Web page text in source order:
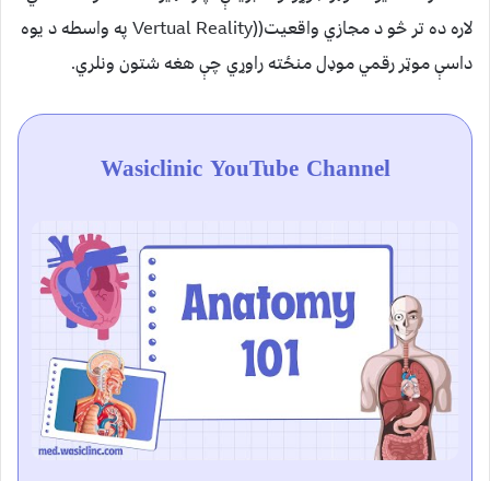
لاره ده تر څو د مجازي واقعيت((Vertual Reality په واسطه د يوه
داسې موټر رقمي موډل منځته راوړي چې هغه شتون ونلري.
Wasiclinic YouTube Channel